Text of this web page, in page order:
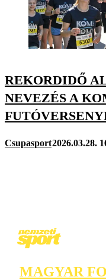
REKORDIDŐ
NEVEZÉS A
Csupasport2026.03.28.
MAGYAR